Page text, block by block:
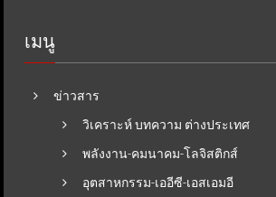
เมนู
ข่าวสาร
วิเคราะห์ บทความ ต่างประเทศ
พลังงาน-คมนาคม-โลจิสติกส์
อุตสาหกรรม-เออีซี-เอสเอมอี